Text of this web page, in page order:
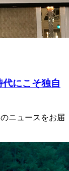
にこそ独自
ニュースをお届